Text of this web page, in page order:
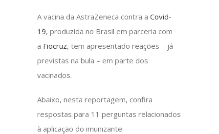
A vacina da AstraZeneca contra aCovid-
19, produzida no Brasil em parceria com
a Fiocruz, tem apresentado reações – já
previstas na bula – em parte dos
vacinados.
Abaixo, nesta reportagem, confira
respostas para 11 perguntas relacionados
à aplicação do imunizante: